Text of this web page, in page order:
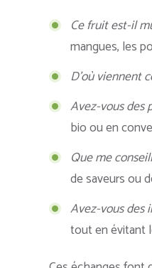
Ce fruit est-il
mangues, les
D’où viennent
Avez-vous des
bio ou en
Que me
de saveurs ou
Avez-vous des
tout en évitant